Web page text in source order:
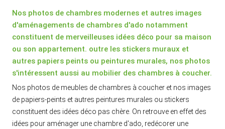
Nos photos de chambres modernes et autres images
d'aménagements de chambres d'ado notamment
constituent de merveilleuses idées déco pour sa maison
ou son appartement. outre les stickers muraux et
autres papiers peints ou peintures murales, nos photos
s'intéressent aussi au mobilier des chambres à coucher.
Nos photos de meubles de chambres à coucher et nos images
de papiers-peints et autres peintures murales ou stickers
constituent des idées déco pas chère. On retrouve en effet des
idées pour aménager une chambre d'ado, redécorer une